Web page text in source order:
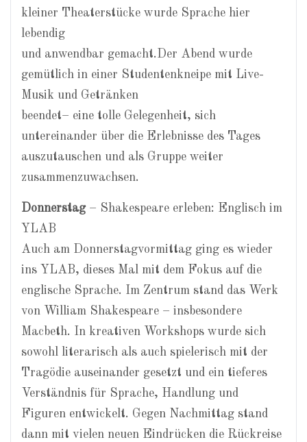
kleiner Theaterstücke wurde Sprache hier
lebendig
und anwendbar gemacht.Der Abend wurde
gemütlich in einer Studentenkneipe mit Live-
Musik und Getränken
beendet– eine tolle Gelegenheit, sich
untereinander über die Erlebnisse des Tages
auszutauschen und als Gruppe weiter
zusammenzuwachsen.
Donnerstag– Shakespeare erleben: Englisch im
YLAB
Auch am Donnerstagvormittag ging es wieder
ins YLAB, dieses Mal mit dem Fokus auf die
englische Sprache. Im Zentrum stand das Werk
von William Shakespeare – insbesondere
Macbeth. In kreativen Workshops wurde sich
sowohl literarisch als auch spielerisch mit der
Tragödie auseinander gesetzt und ein tieferes
Verständnis für Sprache, Handlung und
Figuren entwickelt. Gegen Nachmittag stand
dann mit vielen neuen Eindrücken die Rückreise